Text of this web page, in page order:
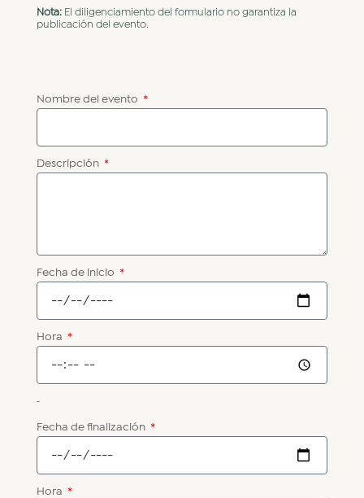
Nota: El diligenciamiento del formulario no garantiza la
publicación del evento.
Nombre del evento
Descripción
Fecha de inicio
Hora
-
Fecha de finalización
Hora